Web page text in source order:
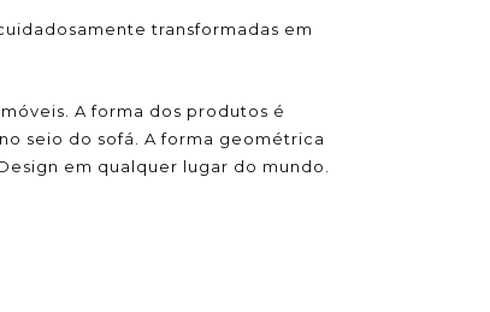
transformadas em
A forma dos produtos é
seio do sofá. A forma geométrica
em qualquer lugar do mundo.